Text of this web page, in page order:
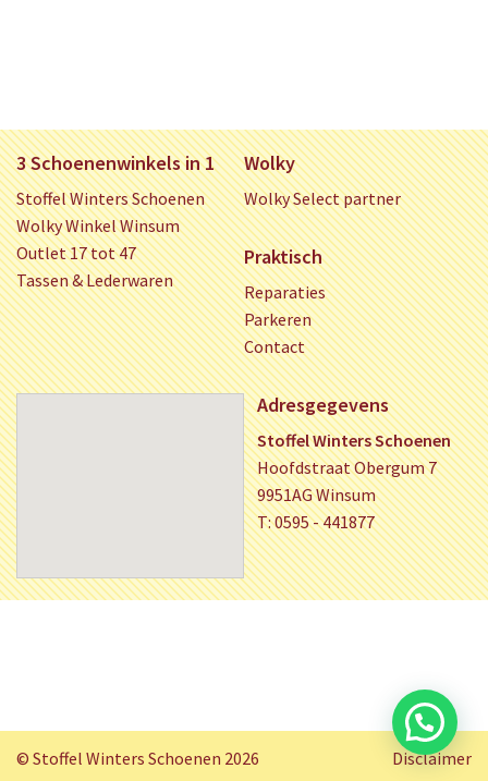
3 Schoenenwinkels in 1
Stoffel Winters Schoenen
Wolky Winkel Winsum
Outlet 17 tot 47
Tassen & Lederwaren
Wolky
Wolky Select partner
Praktisch
Reparaties
Parkeren
Contact
Adresgegevens
Stoffel Winters Schoenen
Hoofdstraat Obergum 7
9951AG Winsum
T: 0595 - 441877
© Stoffel Winters Schoenen 2026 Disclaimer